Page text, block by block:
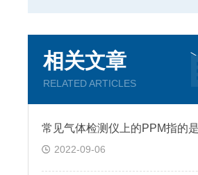
相关文章
RELATED ARTICLES
2022-09-06